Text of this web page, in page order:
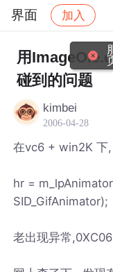
界面 加入
社区 界面
用
碰到的问题
kimbei
2006-04-28
在vc6 + win2K 下,
hr =
SID_GifAnimator);
老出现异常